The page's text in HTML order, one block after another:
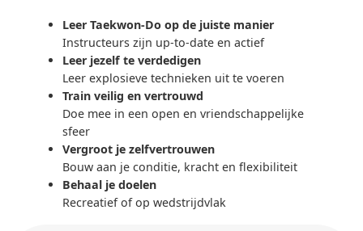
Leer Taekwon-Do op de juiste manier
Instructeurs zijn up-to-date en actief
Leer jezelf te verdedigen
Leer explosieve technieken uit te voeren
Train veilig en vertrouwd
Doe mee in een open en vriendschappelijke
sfeer
Vergroot je zelfvertrouwen
Bouw aan je conditie, kracht en flexibiliteit
Behaal je doelen
Recreatief of op wedstrijdvlak